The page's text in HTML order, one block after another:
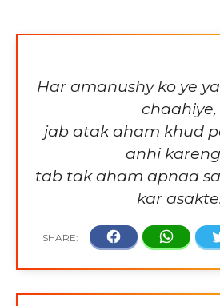
Har amanushy ko ye
chaahiye,
jab atak aham khud
anhi
tab tak aham apnaa
kar